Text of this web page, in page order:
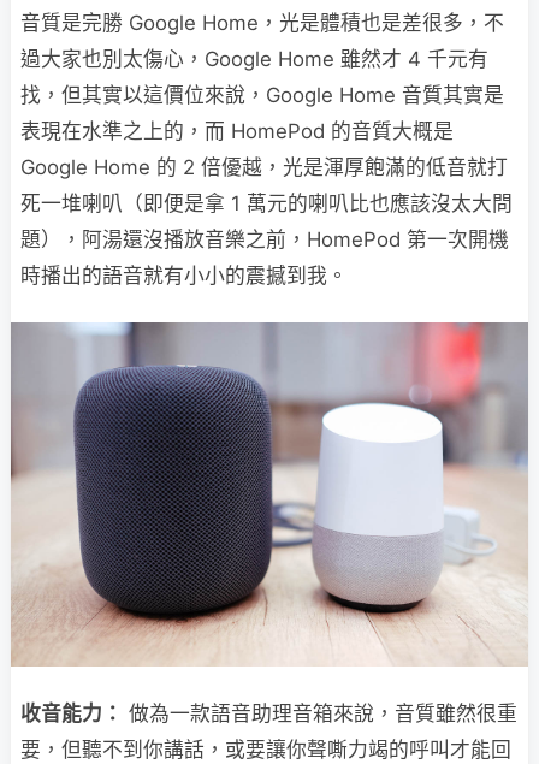
音質是完勝 Google Home，光是體積也是差很多，不
過大家也別太傷心，Google Home 雖然才 4 千元有
找，但其實以這價位來說，Google Home 音質其實是
表現在水準之上的，而 HomePod 的音質大概是
Google Home 的 2 倍優越，光是渾厚飽滿的低音就打
死一堆喇叭（即便是拿 1 萬元的喇叭比也應該沒太大問
題），阿湯還沒播放音樂之前，HomePod 第一次開機
時播出的語音就有小小的震撼到我。
收音能力： 做為一款語音助理音箱來說，音質雖然很重
要，但聽不到你講話，或要讓你聲嘶力竭的呼叫才能回